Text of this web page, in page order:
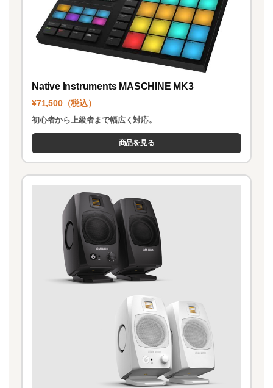
Native Instruments MASCHINE MK3
¥71,500（税込）
初心者から上級者まで幅広く対応。
商品を見る